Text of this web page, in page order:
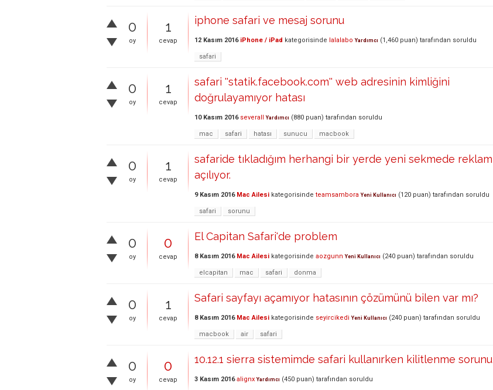
0
oy
1
cevap
iphone safari ve mesaj sorunu
12 Kasım 2016 iPhone / iPad kategorisinde lalalabo Yardımcı (1,460 puan) tarafından soruldu
safari
0
oy
1
cevap
safari ''statik.facebook.com'' web adresinin kimliğini
doğrulayamıyor hatası
10 Kasım 2016 severall Yardımcı (880 puan) tarafından soruldu
mac safari hatası sunucu macbook
0
oy
1
cevap
safaride tıkladığım herhangi bir yerde yeni sekmede reklam
açılıyor.
9 Kasım 2016 Mac Ailesi kategorisinde teamsambora Yeni Kullanıcı (120 puan) tarafından soruldu
safari sorunu
0
oy
0
cevap
El Capitan Safari'de problem
8 Kasım 2016 Mac Ailesi kategorisinde aozgunn Yeni Kullanıcı (240 puan) tarafından soruldu
elcapitan mac safari donma
0
oy
1
cevap
Safari sayfayı açamıyor hatasının çözümünü bilen var mı?
8 Kasım 2016 Mac Ailesi kategorisinde seyircikedi Yeni Kullanıcı (240 puan) tarafından soruldu
macbook air safari
0
oy
0
cevap
10.12.1 sierra sistemimde safari kullanırken kilitlenme sorunu
3 Kasım 2016 alignx Yardımcı (450 puan) tarafından soruldu